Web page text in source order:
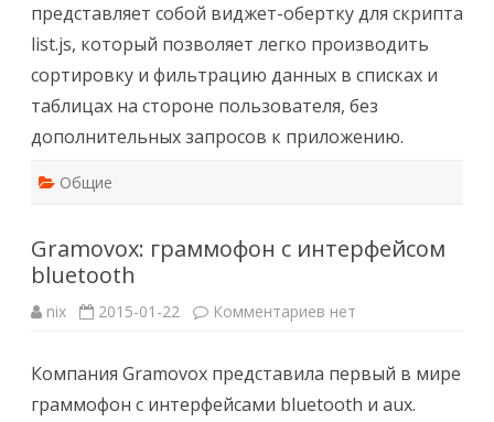
представляет собой виджет-обертку для скрипта
list.js, который позволяет легко производить
сортировку и фильтрацию данных в списках и
таблицах на стороне пользователя, без
дополнительных запросов к приложению.
Общие
Gramovox: граммофон с интерфейсом
bluetooth
nix 2015-01-22 Комментариев к
с
интерфейсом
bluetooth
нет
Компания Gramovox представила первый в мире
граммофон с интерфейсами bluetooth и aux.